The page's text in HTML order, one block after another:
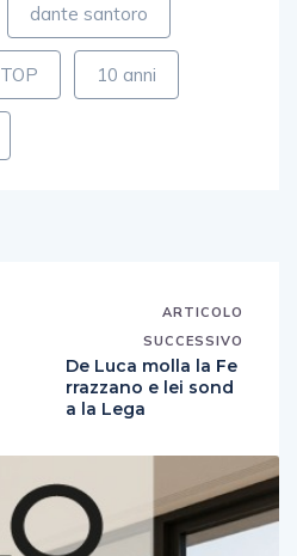
dante santoro
TOP 10 anni
ARTICOLO
SUCCESSIVO
De Luca molla la Fe
rrazzano e lei sond
a la Lega